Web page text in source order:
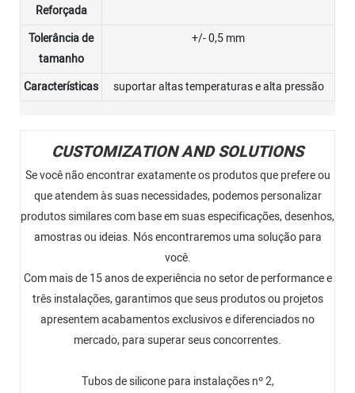
Reforçada
Tolerância de
tamanho
+/- 0,5 mm
Características suportar altas temperaturas e alta pressão
CUSTOMIZATION AND SOLUTIONS
Se você não encontrar exatamente os produtos que prefere ou
que atendem às suas necessidades, podemos personalizar
produtos similares com base em suas especificações, desenhos,
amostras ou ideias. Nós encontraremos uma solução para
você.
Com mais de 15 anos de experiência no setor de performance e
três instalações, garantimos que seus produtos ou projetos
apresentem acabamentos exclusivos e diferenciados no
mercado, para superar seus concorrentes.
Tubos de silicone para instalações nº 2,